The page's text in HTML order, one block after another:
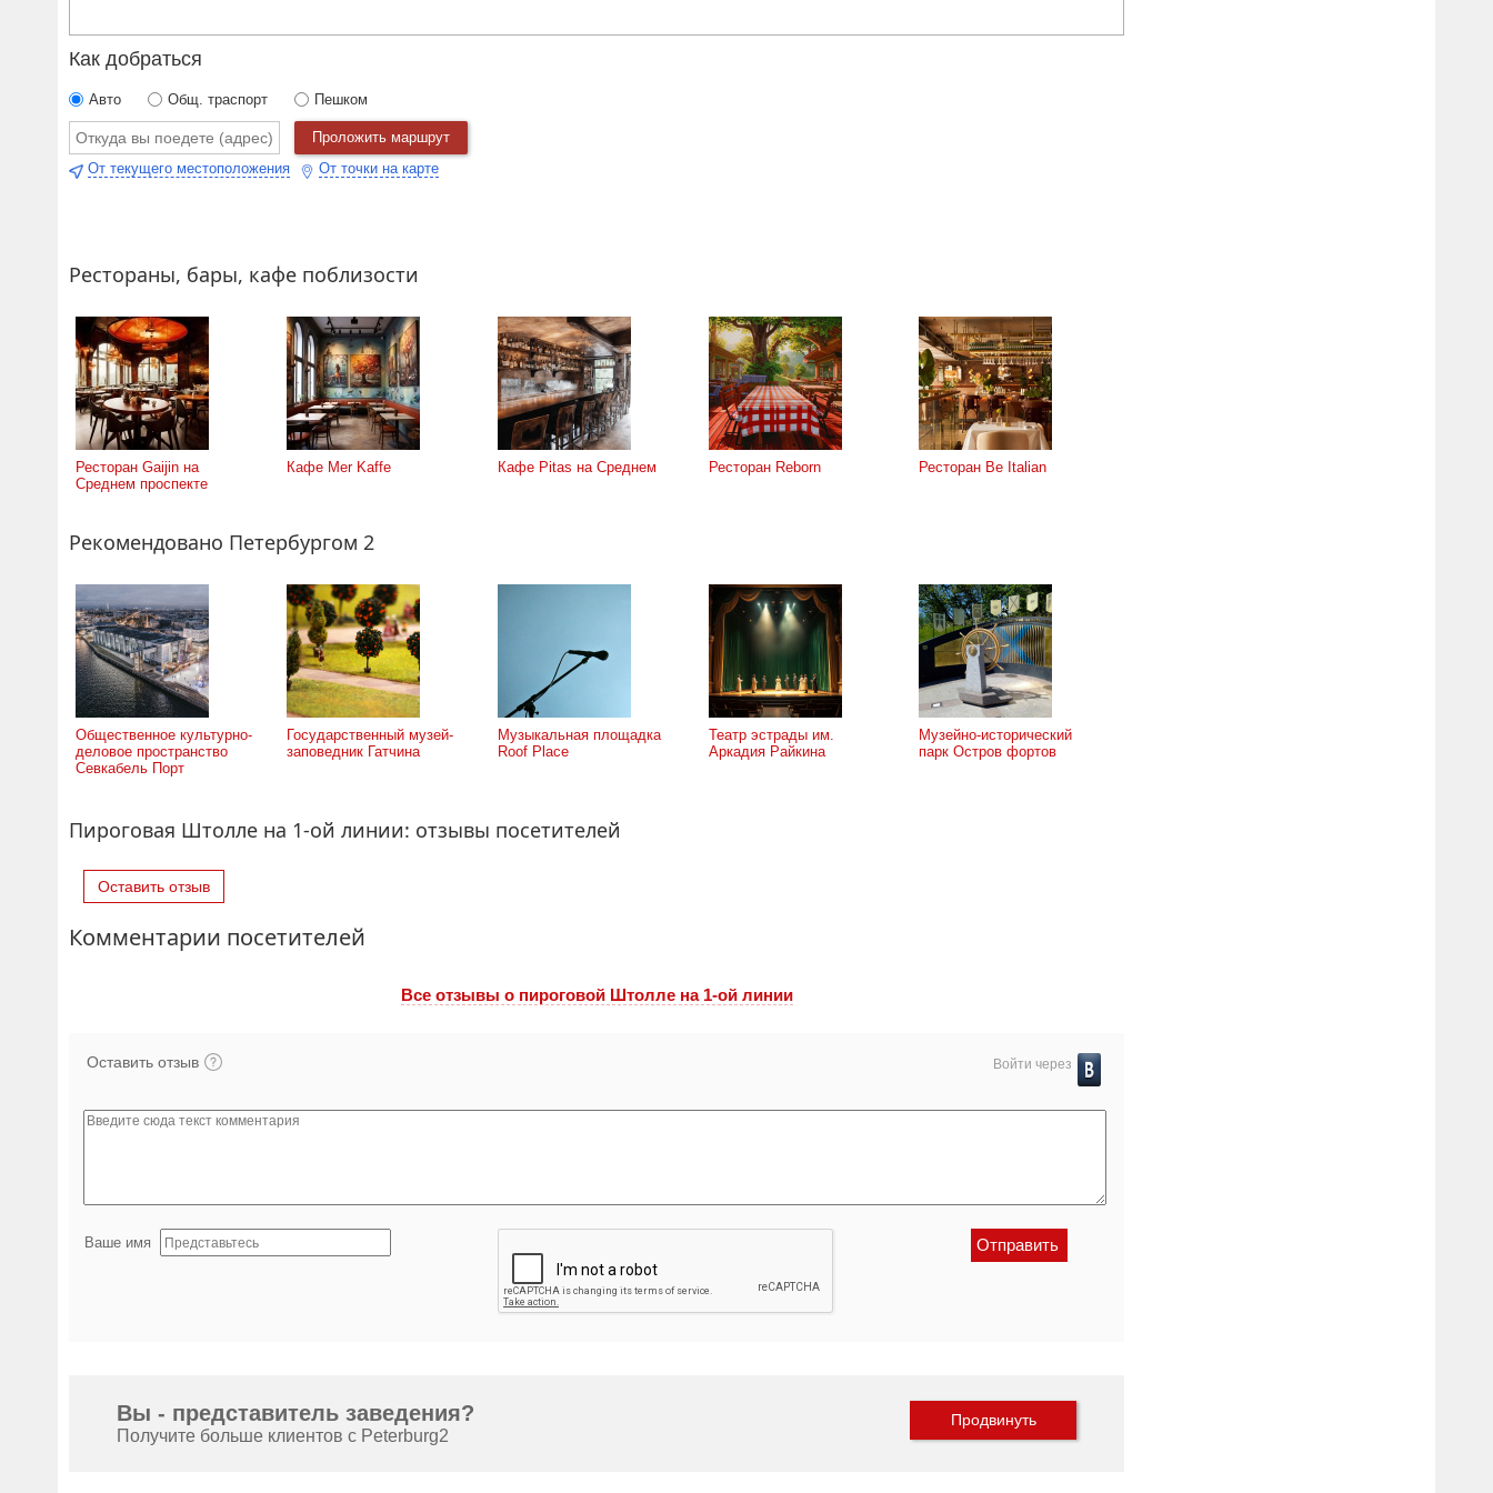
Как добраться
Авто Общ. траспорт Пешком
Проложить маршрут
От текущего местоположения
От точки на карте
Рестораны, бары, кафе поблизости
Ресторан Gaijin на
Среднем проспекте
Кафе Mer Kaffe Кафе Pitas на Среднем Ресторан Reborn Ресторан Be Italian
Рекомендовано Петербургом 2
Общественное культурно-
деловое пространство
Севкабель Порт
Государственный музей-
заповедник Гатчина
Музыкальная площадка
Roof Place
Театр эстрады им.
Аркадия Райкина
Музейно-исторический
парк Остров фортов
Пироговая Штолле на 1-ой линии: отзывы посетителей
Оставить отзыв
Комментарии посетителей
Все отзывы o пироговой Штолле на 1-ой линии
Оставить отзыв Войти через
Ваше имя
Вы - представитель заведения?
Получите больше клиентов с Peterburg2
Продвинуть